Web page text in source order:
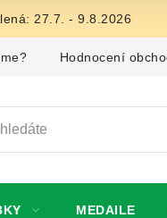
27.7. - 9.8.2026
Hodnocení
MEDAILE